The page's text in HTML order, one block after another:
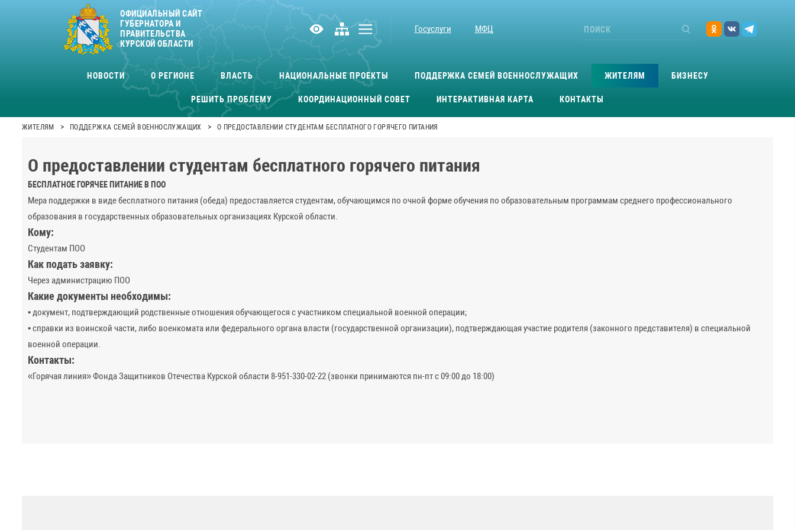
ОФИЦИАЛЬНЫЙ САЙТ
ГУБЕРНАТОРА И
ПРАВИТЕЛЬСТВА
КУРСКОЙ ОБЛАСТИ
Госуслуги МФЦ
НОВОСТИ О РЕГИОНЕ ВЛАСТЬ НАЦИОНАЛЬНЫЕ ПРОЕКТЫ ПОДДЕРЖКА СЕМЕЙ ВОЕННОСЛУЖАЩИХ ЖИТЕЛЯМ БИЗНЕСУ
РЕШИТЬ ПРОБЛЕМУ КООРДИНАЦИОННЫЙ СОВЕТ ИНТЕРАКТИВНАЯ КАРТА КОНТАКТЫ
ЖИТЕЛЯМ > ПОДДЕРЖКА СЕМЕЙ ВОЕННОСЛУЖАЩИХ > О ПРЕДОСТАВЛЕНИИ СТУДЕНТАМ БЕСПЛАТНОГО ГОРЯЧЕГО ПИТАНИЯ
О предоставлении студентам бесплатного горячего питания
БЕСПЛАТНОЕ ГОРЯЧЕЕ ПИТАНИЕ В ПОО
Мера поддержки в виде бесплатного питания (обеда) предоставляется студентам, обучающимся по очной форме обучения по образовательным программам среднего профессионального
образования в государственных образовательных организациях Курской области.
Кому:
Студентам ПОО
Как подать заявку:
Через администрацию ПОО
Какие документы необходимы:
• документ, подтверждающий родственные отношения обучающегося с участником специальной военной операции;
• справки из воинской части, либо военкомата или федерального органа власти (государственной организации), подтверждающая участие родителя (законного представителя) в специальной
военной операции.
Контакты:
«Горячая линия» Фонда Защитников Отечества Курской области 8-951-330-02-22 (звонки принимаются пн-пт с 09:00 до 18:00)